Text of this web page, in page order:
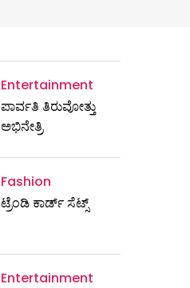
Entertainment
ಪಾರ್ವತಿ ತಿರುವೋತ್ತು
ಅಭಿನೇತ್ರಿ
Fashion
ಟ್ರೆಂಡಿ ಕಾರ್ಡ್‌ ಸೆಟ್ಸ್
Entertainment